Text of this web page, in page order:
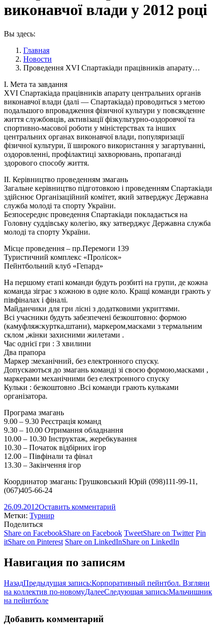
виконавчої влади у 2012 році
Вы здесь:
Главная
Новости
Проведення XVI Спартакіади працівників апарату…
I. Мета та завдання
XVI Спартакіада працівників апарату центральних органів
виконавчої влади (далі — Спартакіада) проводиться з метою
подальшого впровадження фізичної культури у повсякденне
життя службовців, активізації фізкультурно-оздоровчої та
спортивно-масової роботи у міністерствах та інших
центральних органах виконавчої влади, популяризації
фізичної культури, її широкого використання у загартуванні,
оздоровленні, профілактиці захворювань, пропаганді
здорового способу життя.
II. Керівництво проведенням змагань
Загальне керівництво підготовкою і проведенням Спартакіади
здійснює Організаційний комітет, який затверджує Державна
служба молоді та спорту України.
Безпосереднє проведення Спартакіади покладається на
Головну суддівську колегію, яку затверджує Державна служба
молоді та спорту України.
Місце проведення – пр.Перемоги 139
Туристичний комплекс «Пролісок»
Пейнтбольний клуб «Гепард»
На першому етапі команди будуть розбиті на групи, де кожна
команда зіграє з кожною в одне коло. Кращі команди грають у
півфіналах і фіналі.
Майданчики для гри лісні з додатковими укриттями.
Всі учасники будуть забезпечені безкоштовно: формою
(камуфляж:куртка,штани), маркером,масками з термальним
склом ,жінки захисними жилетами .
Час однієї гри : 3 хвилини
Два прапора
Маркер :механічний, без електронного спуску.
Допускаються до змагань команді зі своєю формою,масками ,
маркерами механічними без електронного спуску
Кульки : безкоштовно .Всі команди грають кульками
організатора.
Програма змагань
9.00 – 9.30 Реєстрація команд
9.30 – 10.00 Отримання обладнання
10.00 – 10.30 Інструктаж, жеребкування
10.30 – Початок відбірних ігор
12.00 – Півфінали та фінал
13.30 – Закінчення ігор
Координатор змагань: Грушковський Юрій (098)111-99-11,
(067)405-66-24
26.09.2012Оставить комментарий
Метки: Турнир
Поделиться
Share on FacebookShare on Facebook TweetShare on Twitter Pin
itShare on Pinterest Share on LinkedInShare on LinkedIn
Навигация по записям
НазадПредыдущая запись:Корпоративный пейнтбол. Взгляни
на коллектив по-новомуДалееСледующая запись:Мальчишник
на пейнтболе
Добавить комментарий